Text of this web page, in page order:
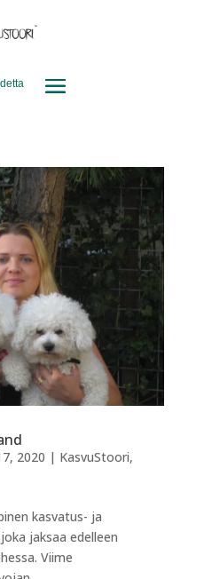
2020 | KasvuStoori,
kasvatus- ja
jaksaa edelleen
Viime